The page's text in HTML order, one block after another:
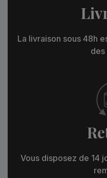
La livraison sous 48h
Vous disposez de 14